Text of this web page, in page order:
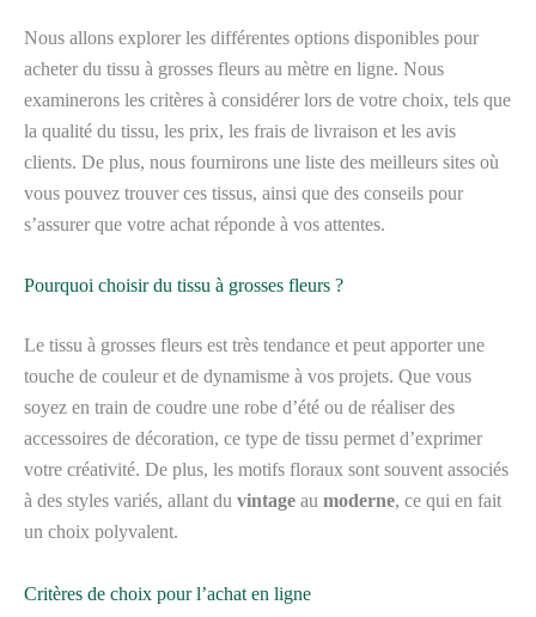
Nous allons explorer les différentes options disponibles pour
acheter du tissu à grosses fleurs au mètre en ligne. Nous
examinerons les critères à considérer lors de votre choix, tels que
la qualité du tissu, les prix, les frais de livraison et les avis
clients. De plus, nous fournirons une liste des meilleurs sites où
vous pouvez trouver ces tissus, ainsi que des conseils pour
s’assurer que votre achat réponde à vos attentes.
Pourquoi choisir du tissu à grosses fleurs ?
Le tissu à grosses fleurs est très tendance et peut apporter une
touche de couleur et de dynamisme à vos projets. Que vous
soyez en train de coudre une robe d’été ou de réaliser des
accessoires de décoration, ce type de tissu permet d’exprimer
votre créativité. De plus, les motifs floraux sont souvent associés
à des styles variés, allant du vintage au moderne, ce qui en fait
un choix polyvalent.
Critères de choix pour l’achat en ligne